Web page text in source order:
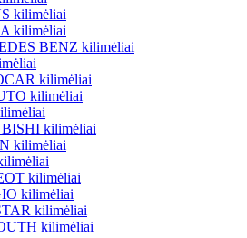
kilimėliai
kilimėliai
BENZ kilimėliai
kilimėliai
kilimėliai
kilimėliai
kilimėliai
kilimėliai
kilimėliai
kilimėliai
kilimėliai